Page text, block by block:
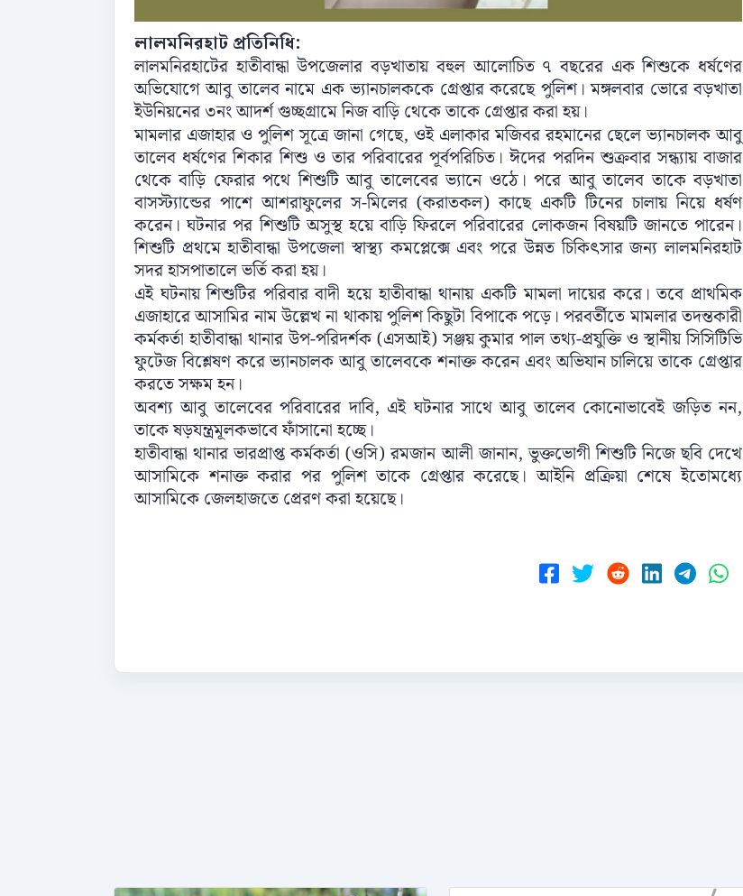
লালমনিরহাট প্রতিনিধি:
লালমনিরহাটের হাতীবান্ধা উপজেলার বড়খাতায় বহুল আলোচিত ৭ বছরের এক শিশুকে ধর্ষণের
অভিযোগে আবু তালেব নামে এক ভ্যানচালককে গ্রেপ্তার করেছে পুলিশ। মঙ্গলবার ভোরে বড়খাতা
ইউনিয়নের ৩নং আদর্শ গুচ্ছগ্রামে নিজ বাড়ি থেকে তাকে গ্রেপ্তার করা হয়।
মামলার এজাহার ও পুলিশ সূত্রে জানা গেছে, ওই এলাকার মজিবর রহমানের ছেলে ভ্যানচালক আবু
তালেব ধর্ষণের শিকার শিশু ও তার পরিবারের পূর্বপরিচিত। ঈদের পরদিন শুক্রবার সন্ধ্যায় বাজার
থেকে বাড়ি ফেরার পথে শিশুটি আবু তালেবের ভ্যানে ওঠে। পরে আবু তালেব তাকে বড়খাতা
বাসস্ট্যান্ডের পাশে আশরাফুলের স-মিলের (করাতকল) কাছে একটি টিনের চালায় নিয়ে ধর্ষণ
করেন। ঘটনার পর শিশুটি অসুস্থ হয়ে বাড়ি ফিরলে পরিবারের লোকজন বিষয়টি জানতে পারেন।
শিশুটি প্রথমে হাতীবান্ধা উপজেলা স্বাস্থ্য কমপ্লেক্সে এবং পরে উন্নত চিকিৎসার জন্য লালমনিরহাট
সদর হাসপাতালে ভর্তি করা হয়।
এই ঘটনায় শিশুটির পরিবার বাদী হয়ে হাতীবান্ধা থানায় একটি মামলা দায়ের করে। তবে প্রাথমিক
এজাহারে আসামির নাম উল্লেখ না থাকায় পুলিশ কিছুটা বিপাকে পড়ে। পরবর্তীতে মামলার তদন্তকারী
কর্মকর্তা হাতীবান্ধা থানার উপ-পরিদর্শক (এসআই) সঞ্জয় কুমার পাল তথ্য-প্রযুক্তি ও স্থানীয় সিসিটিভি
ফুটেজ বিশ্লেষণ করে ভ্যানচালক আবু তালেবকে শনাক্ত করেন এবং অভিযান চালিয়ে তাকে গ্রেপ্তার
করতে সক্ষম হন।
অবশ্য আবু তালেবের পরিবারের দাবি, এই ঘটনার সাথে আবু তালেব কোনোভাবেই জড়িত নন,
তাকে ষড়যন্ত্রমূলকভাবে ফাঁসানো হচ্ছে।
হাতীবান্ধা থানার ভারপ্রাপ্ত কর্মকর্তা (ওসি) রমজান আলী জানান, ভুক্তভোগী শিশুটি নিজে ছবি দেখে
আসামিকে শনাক্ত করার পর পুলিশ তাকে গ্রেপ্তার করেছে। আইনি প্রক্রিয়া শেষে ইতোমধ্যে
আসামিকে জেলহাজতে প্রেরণ করা হয়েছে।